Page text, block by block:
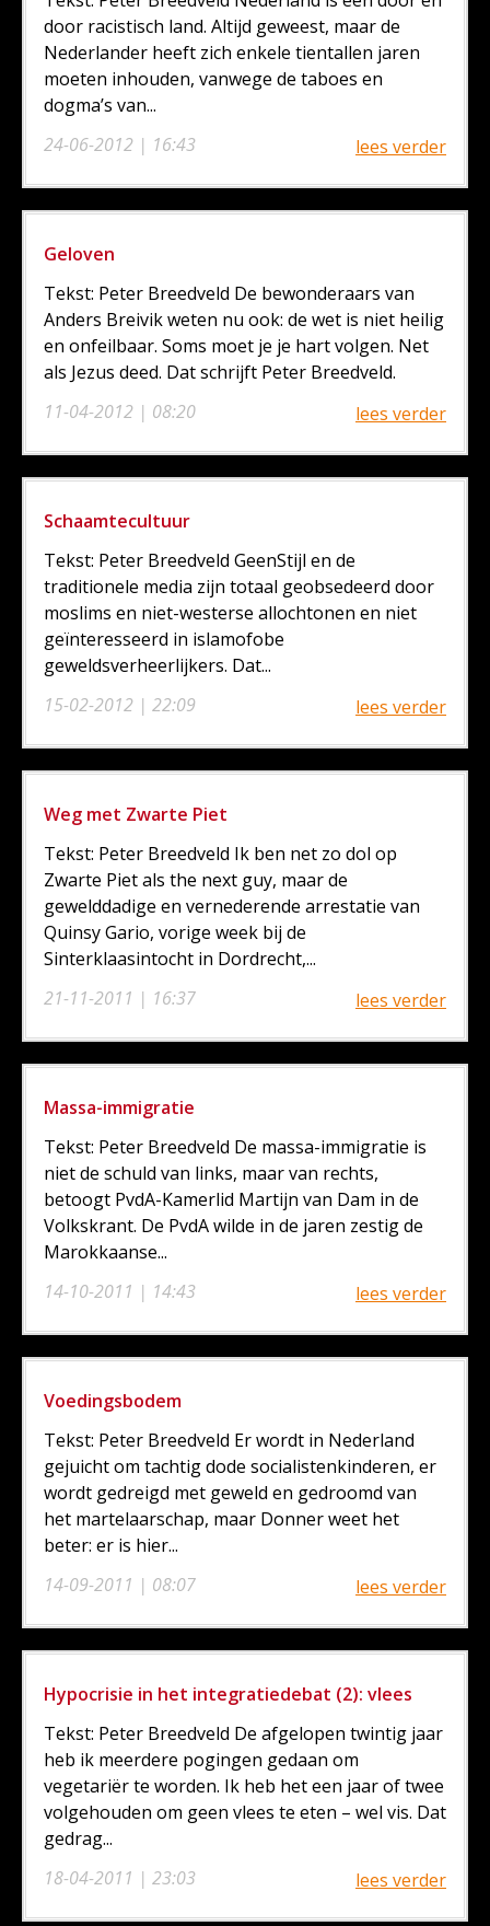
24-06-2012 | 16:43
door racistisch land. Altijd geweest, maar de
Nederlander heeft zich enkele tientallen jaren
moeten inhouden, vanwege de taboes en
dogma’s van...
lees verder
Geloven
11-04-2012 | 08:20
Tekst: Peter Breedveld De bewonderaars van
Anders Breivik weten nu ook: de wet is niet heilig
en onfeilbaar. Soms moet je je hart volgen. Net
als Jezus deed. Dat schrijft Peter Breedveld.
lees verder
Schaamtecultuur
15-02-2012 | 22:09
Tekst: Peter Breedveld GeenStijl en de
traditionele media zijn totaal geobsedeerd door
moslims en niet-westerse allochtonen en niet
geïnteresseerd in islamofobe
geweldsverheerlijkers. Dat...
lees verder
Weg met Zwarte Piet
21-11-2011 | 16:37
Tekst: Peter Breedveld Ik ben net zo dol op
Zwarte Piet als the next guy, maar de
gewelddadige en vernederende arrestatie van
Quinsy Gario, vorige week bij de
Sinterklaasintocht in Dordrecht,...
lees verder
Massa-immigratie
14-10-2011 | 14:43
Tekst: Peter Breedveld De massa-immigratie is
niet de schuld van links, maar van rechts,
betoogt PvdA-Kamerlid Martijn van Dam in de
Volkskrant. De PvdA wilde in de jaren zestig de
Marokkaanse...
lees verder
Voedingsbodem
14-09-2011 | 08:07
Tekst: Peter Breedveld Er wordt in Nederland
gejuicht om tachtig dode socialistenkinderen, er
wordt gedreigd met geweld en gedroomd van
het martelaarschap, maar Donner weet het
beter: er is hier...
lees verder
Hypocrisie in het integratiedebat (2): vlees
18-04-2011 | 23:03
Tekst: Peter Breedveld De afgelopen twintig jaar
heb ik meerdere pogingen gedaan om
vegetariër te worden. Ik heb het een jaar of twee
volgehouden om geen vlees te eten – wel vis. Dat
gedrag...
lees verder